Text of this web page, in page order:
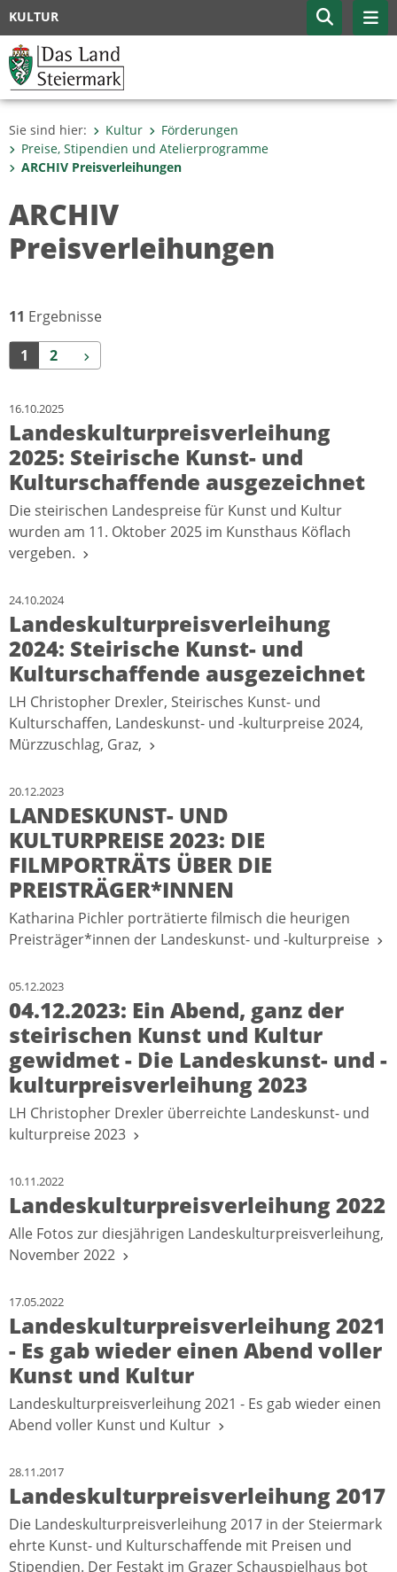
KULTUR
Sie sind hier: Kultur
Förderungen
Preise, Stipendien und Atelierprogramme
ARCHIV Preisverleihungen
ARCHIV
Preisverleihungen
11 Ergebnisse
1 2 Weiter
16.10.2025
Landeskulturpreisverleihung
2025: Steirische Kunst- und
Kulturschaffende ausgezeichnet
Die steirischen Landespreise für Kunst und Kultur
wurden am 11. Oktober 2025 im Kunsthaus Köflach
vergeben.
24.10.2024
Landeskulturpreisverleihung
2024: Steirische Kunst- und
Kulturschaffende ausgezeichnet
LH Christopher Drexler, Steirisches Kunst- und
Kulturschaffen, Landeskunst- und -kulturpreise 2024,
Mürzzuschlag, Graz,
20.12.2023
LANDESKUNST- UND
KULTURPREISE 2023: DIE
FILMPORTRÄTS ÜBER DIE
PREISTRÄGER*INNEN
Katharina Pichler porträtierte filmisch die heurigen
Preisträger*innen der Landeskunst- und -kulturpreise
05.12.2023
04.12.2023: Ein Abend, ganz der
steirischen Kunst und Kultur
gewidmet - Die Landeskunst- und -
kulturpreisverleihung 2023
LH Christopher Drexler überreichte Landeskunst- und
kulturpreise 2023
10.11.2022
Landeskulturpreisverleihung 2022
Alle Fotos zur diesjährigen Landeskulturpreisverleihung,
November 2022
17.05.2022
Landeskulturpreisverleihung 2021
- Es gab wieder einen Abend voller
Kunst und Kultur
Landeskulturpreisverleihung 2021 - Es gab wieder einen
Abend voller Kunst und Kultur
28.11.2017
Landeskulturpreisverleihung 2017
Die Landeskulturpreisverleihung 2017 in der Steiermark
ehrte Kunst- und Kulturschaffende mit Preisen und
Stipendien. Der Festakt im Grazer Schauspielhaus bot